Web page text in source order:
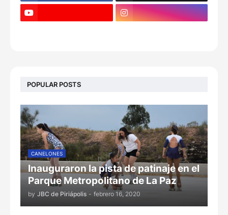
POPULAR POSTS
CANELONES
Inauguraron la pista de patinaje en el
Parque Metropolitano de La Paz
by JBC de Piriápolis - febrero 16, 2020